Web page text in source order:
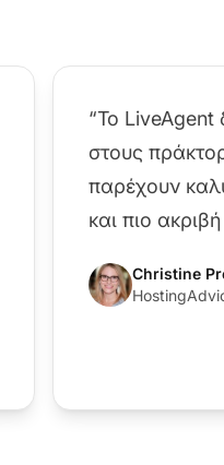
“Το LiveAgent
στους
παρέχουν
και πιο
Christine